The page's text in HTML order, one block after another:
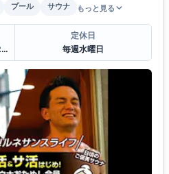
プール サウナ もっと見る
月 通常9:00〜23:00 / セルフ23:00〜9:00 / 受付10:00〜21:00
定休日
毎週水曜日